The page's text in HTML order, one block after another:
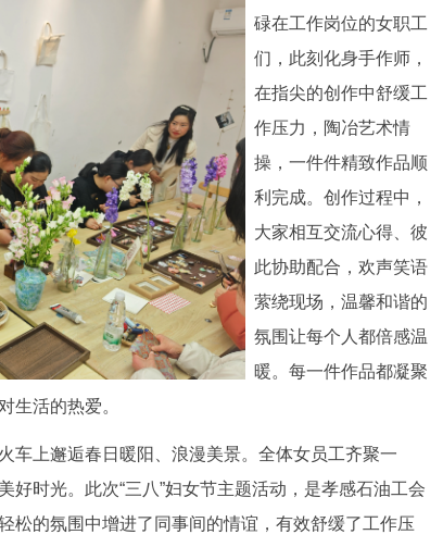
碌在工作岗位的女职工
们，此刻化身手作师，
在指尖的创作中舒缓工
作压力，陶冶艺术情
操，一件件精致作品顺
利完成。创作过程中，
大家相互交流心得、彼
此协助配合，欢声笑语
萦绕现场，温馨和谐的
氛围让每个人都倍感温
暖。每一件作品都凝聚
生活的热爱。
上邂逅春日暖阳、浪漫美景。全体女员工齐聚一
好时光。此次“三八”妇女节主题活动，是孝感石油工会
松的氛围中增进了同事间的情谊，有效舒缓了工作压